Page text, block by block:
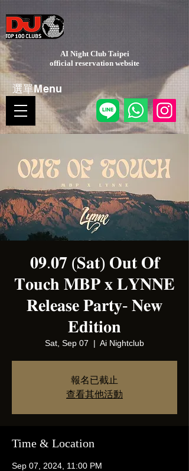
AI Night Club Taipei
​official reservation website
選單Menu
𝟎𝟗.𝟎𝟕 (𝐒𝐚𝐭) 𝐎𝐮𝐭 𝐎𝐟
𝐓𝐨𝐮𝐜𝐡 𝐌𝐁𝐏 𝐱 𝐋𝐘𝐍𝐍𝐄
𝐑𝐞𝐥𝐞𝐚𝐬𝐞 𝐏𝐚𝐫𝐭𝐲- 𝐍𝐞𝐰
𝐄𝐝𝐢𝐭𝐢𝐨𝐧
Sat, Sep 07
  |
Ai Nightclub
報名已截止
查看其他活動
Time & Location
Sep 07, 2024, 11:00 PM